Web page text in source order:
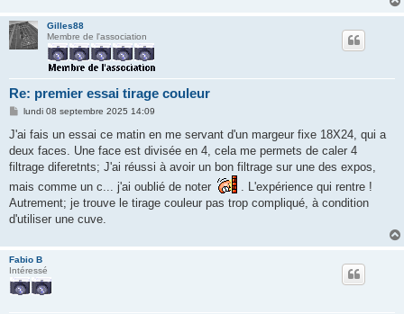
Gilles88
Membre de l'association
Re: premier essai tirage couleur
M
s
a
g
lundi 08 septembre 2025 14:09
J'ai fais un essai ce matin en me servant d'un margeur fixe 18X24, qui a
deux faces. Une face est divisée en 4, cela me permets de caler 4
filtrage diferetnts; J'ai réussi à avoir un bon filtrage sur une des expos,
mais comme un c... j'ai oublié de noter
. L'expérience qui rentre !
Autrement; je trouve le tirage couleur pas trop compliqué, à condition
d'utiliser une cuve.
Fabio B
Intéressé